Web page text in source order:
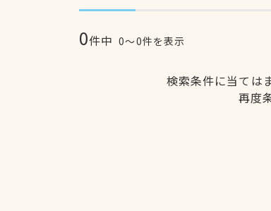
0件中 0〜0件を表示
検索条件に当ては
再度